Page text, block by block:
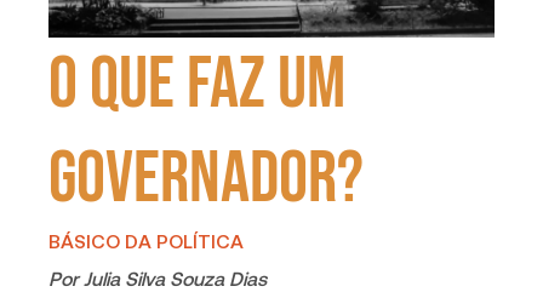
O que faz um
governador?
BÁSICO DA POLÍTICA
Por Julia Silva Souza Dias